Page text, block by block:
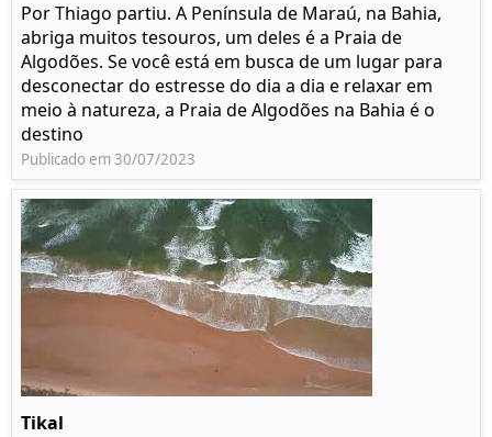
Por Thiago partiu. A Península de Maraú, na Bahia,
abriga muitos tesouros, um deles é a Praia de
Algodões. Se você está em busca de um lugar para
desconectar do estresse do dia a dia e relaxar em
meio à natureza, a Praia de Algodões na Bahia é o
destino
Publicado em 30/07/2023
Tikal